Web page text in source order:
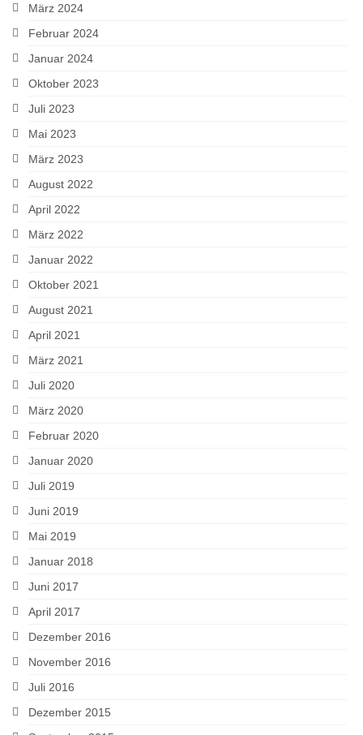
März 2024
Februar 2024
Januar 2024
Oktober 2023
Juli 2023
Mai 2023
März 2023
August 2022
April 2022
März 2022
Januar 2022
Oktober 2021
August 2021
April 2021
März 2021
Juli 2020
März 2020
Februar 2020
Januar 2020
Juli 2019
Juni 2019
Mai 2019
Januar 2018
Juni 2017
April 2017
Dezember 2016
November 2016
Juli 2016
Dezember 2015